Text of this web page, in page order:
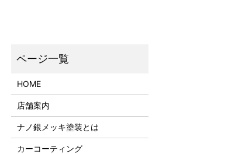
HOME
店舗案内
ナノ銀メッキ塗装とは
カーコーティング